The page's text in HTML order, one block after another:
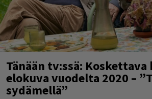
Tänään tv:ssä:
elokuva vuodelta 2020 –
sydämellä”